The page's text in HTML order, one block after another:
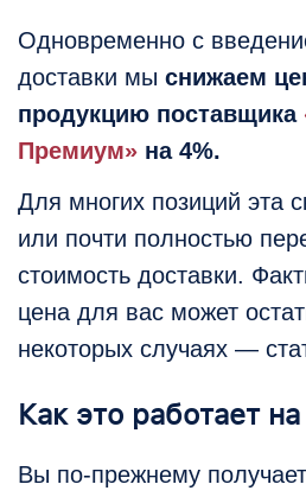
Одновременно с
доставки мы снижаем
продукцию поставщика
Премиум» на 4%.
Для многих позиций эта
или почти полностью
стоимость доставки.
цена для вас может
некоторых случаях —
Как это работает
Вы по-прежнему